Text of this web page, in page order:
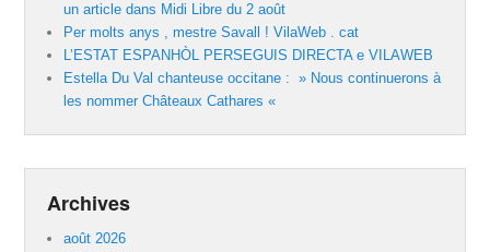
un article dans Midi Libre du 2 août
Per molts anys , mestre Savall ! VilaWeb . cat
L’ESTAT ESPANHÒL PERSEGUIS DIRECTA e VILAWEB
Estella Du Val chanteuse occitane : » Nous continuerons à
les nommer Châteaux Cathares «
Archives
août 2026